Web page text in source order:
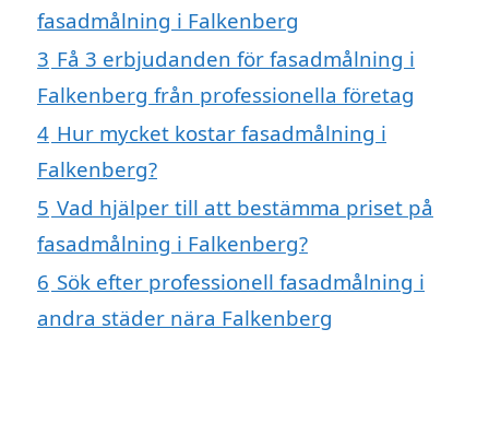
fasadmålning i Falkenberg
3 Få 3 erbjudanden för fasadmålning i
Falkenberg från professionella företag
4 Hur mycket kostar fasadmålning i
Falkenberg?
5 Vad hjälper till att bestämma priset på
fasadmålning i Falkenberg?
6 Sök efter professionell fasadmålning i
andra städer nära Falkenberg